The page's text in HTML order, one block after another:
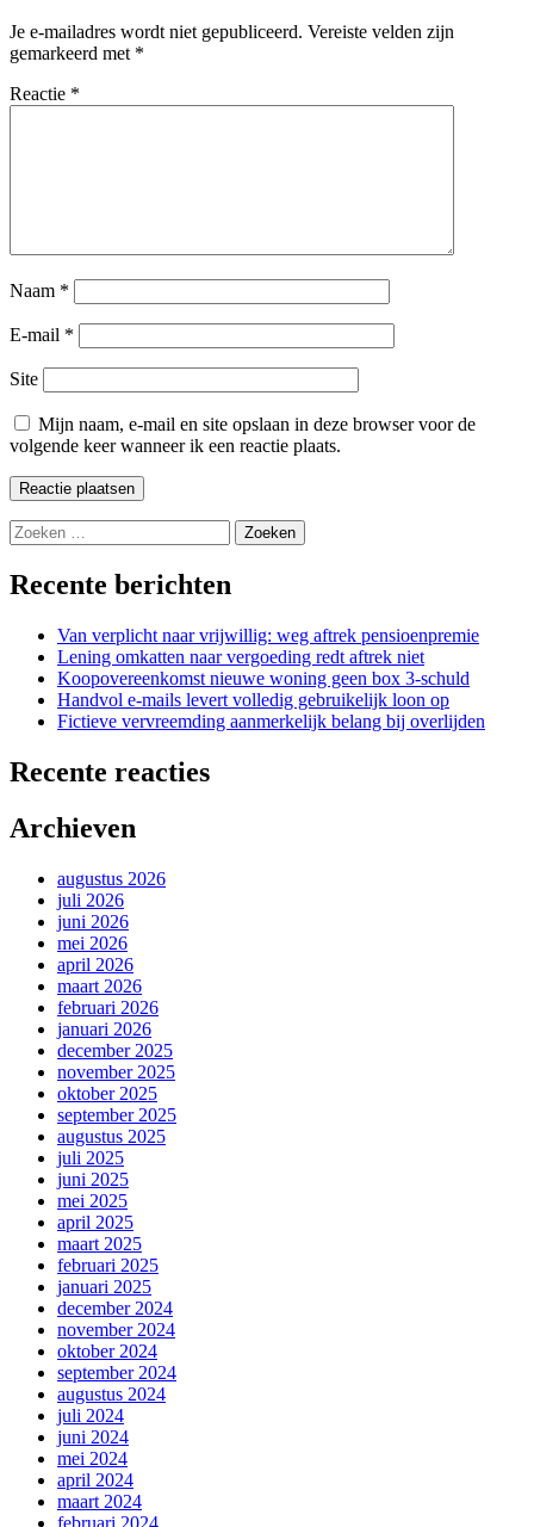
Je e-mailadres wordt niet gepubliceerd. Vereiste velden zijn
gemarkeerd met *
Reactie *
Naam *
E-mail *
Site
Mijn naam, e-mail en site opslaan in deze browser voor de
volgende keer wanneer ik een reactie plaats.
Zoeken
naar:
Recente berichten
Van verplicht naar vrijwillig: weg aftrek pensioenpremie
Lening omkatten naar vergoeding redt aftrek niet
Koopovereenkomst nieuwe woning geen box 3-schuld
Handvol e-mails levert volledig gebruikelijk loon op
Fictieve vervreemding aanmerkelijk belang bij overlijden
Recente reacties
Archieven
augustus 2026
juli 2026
juni 2026
mei 2026
april 2026
maart 2026
februari 2026
januari 2026
december 2025
november 2025
oktober 2025
september 2025
augustus 2025
juli 2025
juni 2025
mei 2025
april 2025
maart 2025
februari 2025
januari 2025
december 2024
november 2024
oktober 2024
september 2024
augustus 2024
juli 2024
juni 2024
mei 2024
april 2024
maart 2024
februari 2024